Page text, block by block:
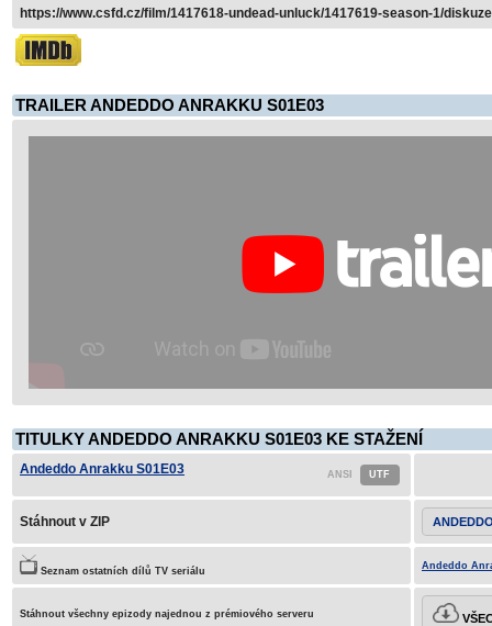
https://www.csfd.cz/film/1417618-undead-unluck/1417619-season-1/
TRAILER ANDEDDO ANRAKKU S01E03
TITULKY ANDEDDO ANRAKKU S01E03 KE STAŽENÍ
Andeddo Anrakku S01E03
Stáhnout v ZIP
Seznam ostatních dílů TV seriálu Andeddo
Stáhnout všechny epizody najednou z prémiového serveru